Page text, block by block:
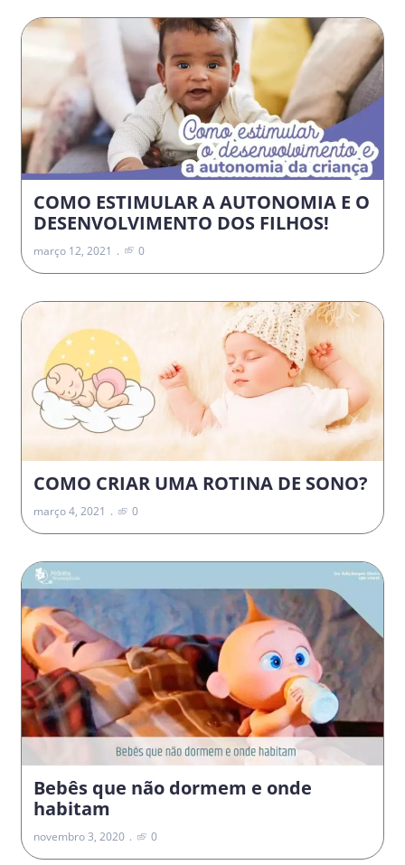
COMO ESTIMULAR A AUTONOMIA E O
DESENVOLVIMENTO DOS FILHOS!
março 12, 2021 0
COMO CRIAR UMA ROTINA DE SONO?
março 4, 2021 0
Bebês que não dormem e onde
habitam
novembro 3, 2020 0